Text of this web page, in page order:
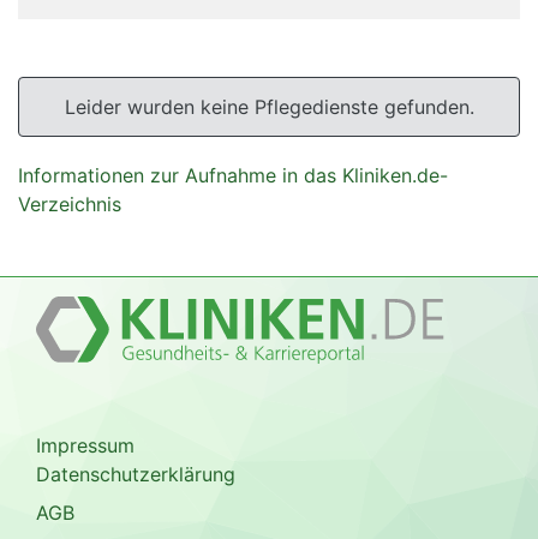
Leider wurden keine Pflegedienste gefunden.
Informationen zur Aufnahme in das Kliniken.de-
Verzeichnis
Impressum
Datenschutzerklärung
AGB